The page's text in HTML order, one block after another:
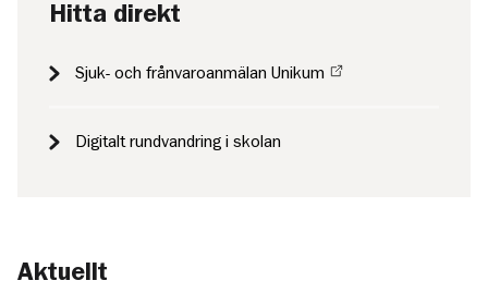
Hitta direkt
Sjuk- och frånvaroanmälan Unikum
Digitalt rundvandring i skolan
Aktuellt